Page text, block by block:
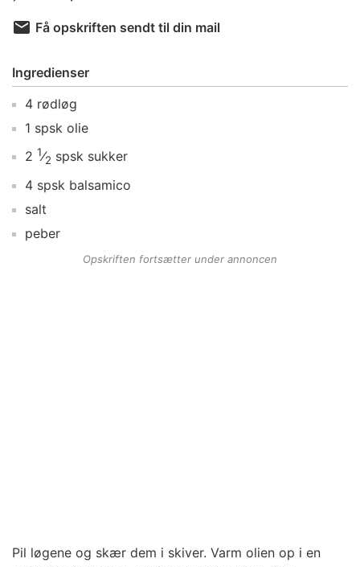
Få opskriften sendt til din mail
Ingredienser
4 rødløg
1 spsk olie
2 1⁄2 spsk sukker
4 spsk balsamico
salt
peber
Opskriften fortsætter under annoncen
Pil løgene og skær dem i skiver. Varm olien op i en